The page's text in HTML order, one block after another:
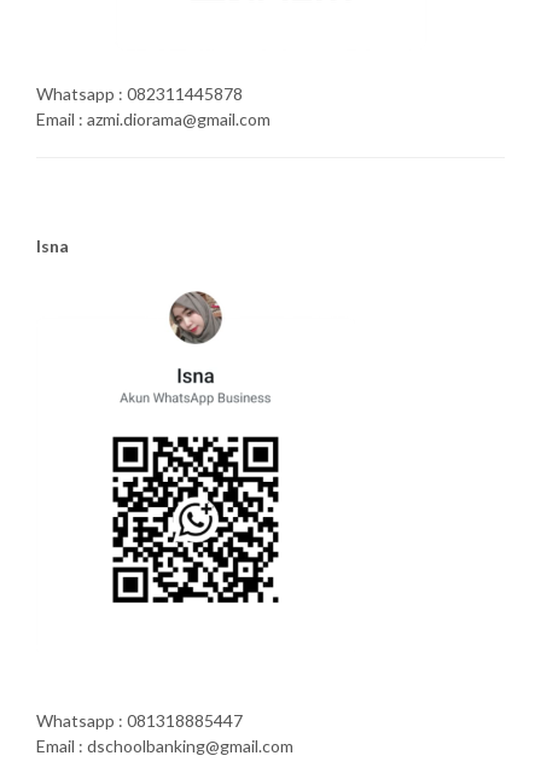
Whatsapp : 082311445878
Email : azmi.diorama@gmail.com
Isna
Whatsapp : 081318885447
Email : dschoolbanking@gmail.com